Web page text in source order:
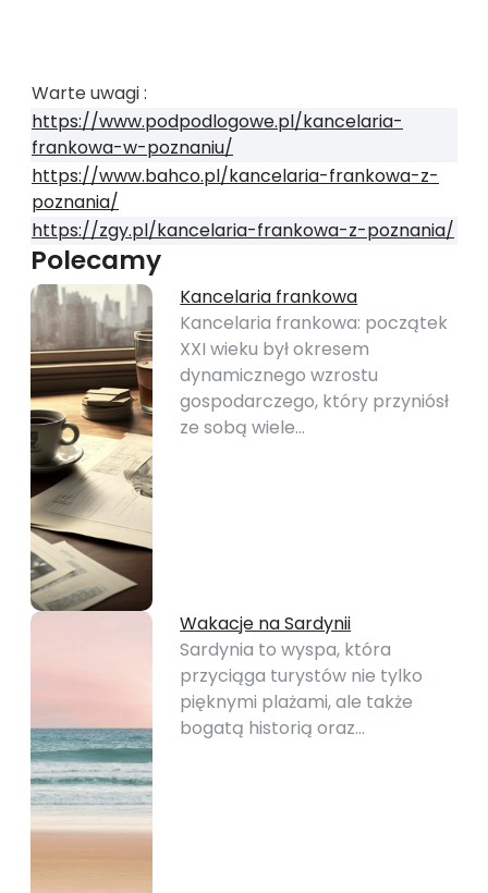
Warte uwagi :
https://www.podpodlogowe.pl/kancelaria-
frankowa-w-poznaniu/
https://www.bahco.pl/kancelaria-frankowa-z-
poznania/
https://zgy.pl/kancelaria-frankowa-z-poznania/
Polecamy
Kancelaria frankowa
Kancelaria frankowa: początek
XXI wieku był okresem
dynamicznego wzrostu
gospodarczego, który przyniósł
ze sobą wiele…
Wakacje na Sardynii
Sardynia to wyspa, która
przyciąga turystów nie tylko
pięknymi plażami, ale także
bogatą historią oraz…